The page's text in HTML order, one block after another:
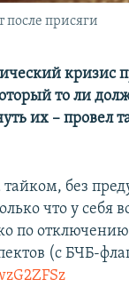
присяги
кризис
то ли
их –
без
что у
по
(с БЧБ-